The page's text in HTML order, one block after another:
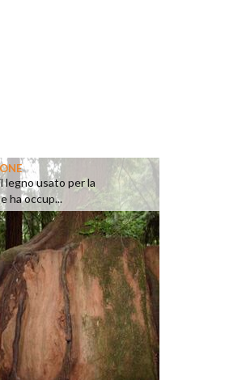
usato per la
ha occup...